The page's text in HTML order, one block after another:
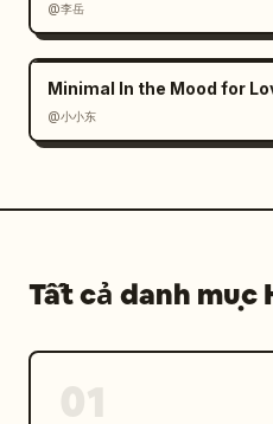
@李岳
Minimal In the Mood for
@小小东
Tất cả danh mục